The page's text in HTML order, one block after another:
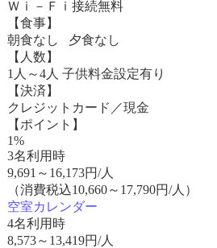
Ｗｉ－Ｆｉ接続無料
【食事】
朝食なし 夕食なし
【人数】
1人～4人 子供料金設定有り
【決済】
クレジットカード／現金
【ポイント】
1%
3名利用時
9,691 ～ 16,173円/人
（消費税込10,660～17,790円/人）
空室カレンダー
4名利用時
8,573～ 13,419円/人